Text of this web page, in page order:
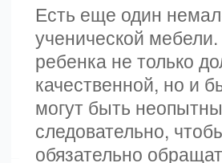
Есть еще один
ученической
ребенка не только
качественной, но и
могут быть
следовательно,
обязательно